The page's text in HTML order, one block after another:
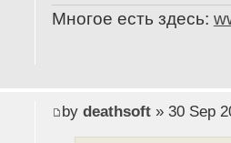
Многое есть здесь:
by deathsoft» 30 Sep